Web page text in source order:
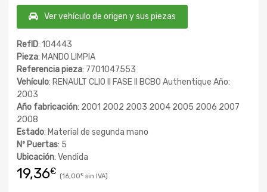
Ver vehículo de origen y sus piezas
RefID: 104443
Pieza: MANDO LIMPIA
Referencia pieza: 7701047553
Vehículo: RENAULT CLIO II FASE II BCB0 Authentique Año:
2003
Año fabricación: 2001 2002 2003 2004 2005 2006 2007
2008
Estado: Material de segunda mano
Nº Puertas: 5
Ubicación: Vendida
19,36€ 16,00€